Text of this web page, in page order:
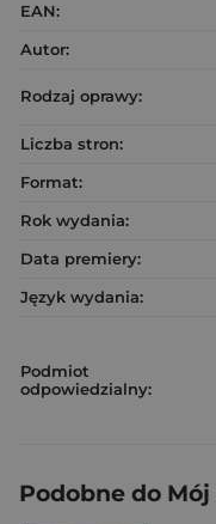
EAN:
Autor:
Rodzaj oprawy:
Liczba stron:
Format:
Rok wydania:
Data premiery:
Język wydania:
Podmiot
odpowiedzialny:
Podobne do Mój